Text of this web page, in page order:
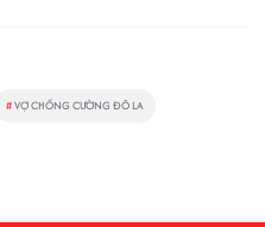
#VỢ CHỒNG CƯỜNG ĐÔ LA